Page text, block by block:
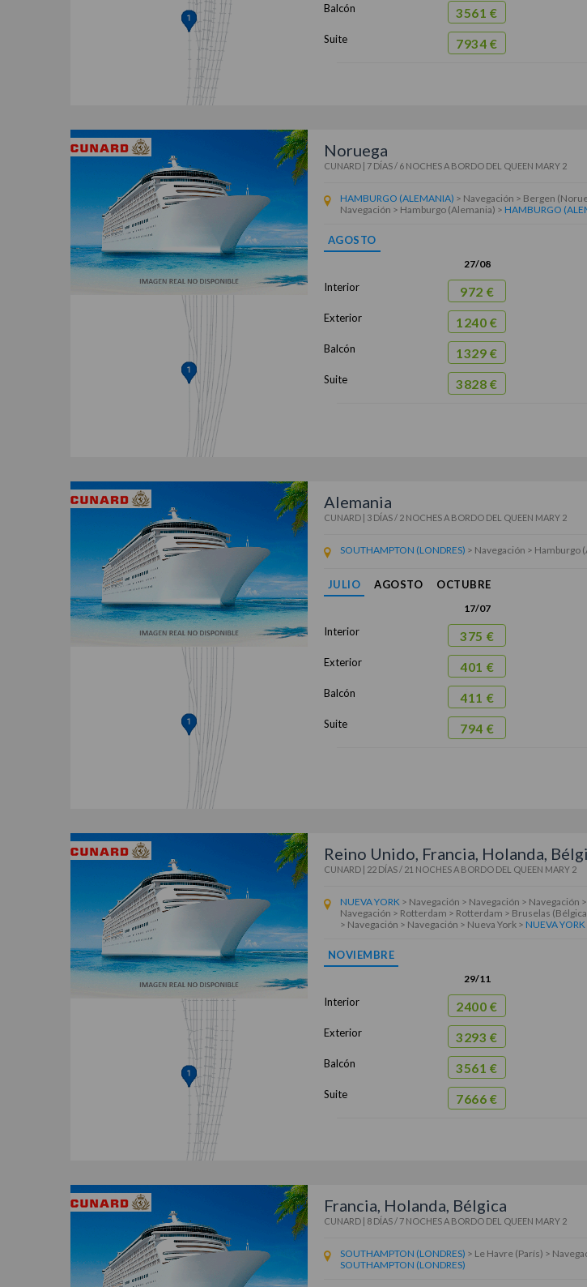
Balcón
Suite
3561 €
7934 €
Noruega
CUNARD| 7 DÍAS / 6 NOCHESA BORDO DEL QUEEN MARY 2
HAMBURGO (ALEMANIA) > Navegación > Bergen
Navegación > Hamburgo (Alemania) > HAMBURGO
AGOSTO
Interior
Exterior
Balcón
Suite
27/08
972 €
1240 €
1329 €
3828 €
Alemania
CUNARD| 3 DÍAS / 2 NOCHESA BORDO DEL QUEEN MARY 2
SOUTHAMPTON (LONDRES) > Navegación > Hamburgo
JULIO AGOSTO OCTUBRE
Interior
Exterior
Balcón
Suite
17/07
375 €
401 €
411 €
794 €
Reino Unido, Francia, Holanda,
CUNARD| 22 DÍAS / 21 NOCHESA BORDO DEL QUEEN MARY 2
NUEVA YORK > Navegación > Navegación > Navegación
Navegación > Rotterdam > Rotterdam > Bruselas
> Navegación > Navegación > Nueva York > NUEVA YORK
NOVIEMBRE
Interior
Exterior
Balcón
Suite
29/11
2400 €
3293 €
3561 €
7666 €
Francia, Holanda, Bélgica
CUNARD| 8 DÍAS / 7 NOCHESA BORDO DEL QUEEN MARY 2
SOUTHAMPTON (LONDRES) > Le Havre (París) >
SOUTHAMPTON (LONDRES)